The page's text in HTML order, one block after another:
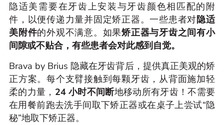
隐适美需要在牙齿上安装与牙齿颜色相匹配的附
件，以便传递力量并固定矫正器。一些患者对隐适
美附件的外观不满意。如果矫正器与牙齿之间有小
间隙或不贴合，有些患者会对此感到自觉。
Brava by Brius 隐藏在牙齿背后，提供真正美观的矫
正方案。每个支臂接触到每颗牙齿，从背面施加轻
柔的力量， 24 小时不间断地移动所有牙齿！不需要
在用餐前跑去洗手间取下矫正器或在桌子上尝试“隐
秘”地取下矫正器。